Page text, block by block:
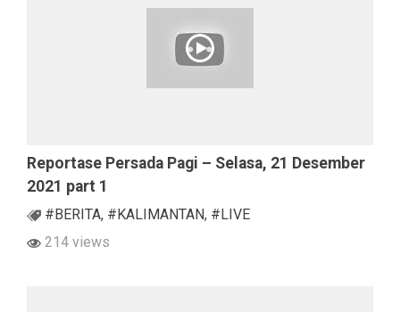
Reportase Persada Pagi – Selasa, 21 Desember
2021 part 1
#BERITA, #KALIMANTAN, #LIVE
214 views